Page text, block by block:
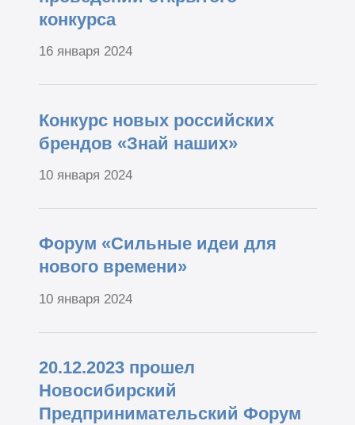
конкурса
16 января 2024
Конкурс новых российских
брендов «Знай наших»
10 января 2024
Форум «Сильные идеи для
нового времени»
10 января 2024
20.12.2023 прошел
Новосибирский
Предпринимательский Форум